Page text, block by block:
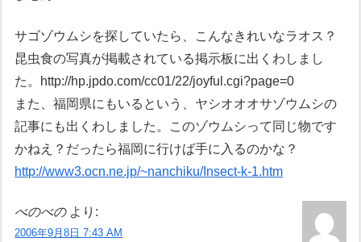
サゴゾウムシを探していたら、こんなきれいなラオス？
昆虫食の写真が掲載されている掲示板に出くわしまし
た。http://hp.jpdo.com/cc01/22/joyful.cgi?page=0
また、福岡県にもいるという、ヤシオオオサゾウムシの
記事にも出くわしました。このゾウムシって同じ物です
かねえ？だったら福岡に行けば手に入るのかな？
http://www3.ocn.ne.jp/~nanchiku/Insect-k-1.htm
べのべの より:
2006年9月8日 7:43 AM